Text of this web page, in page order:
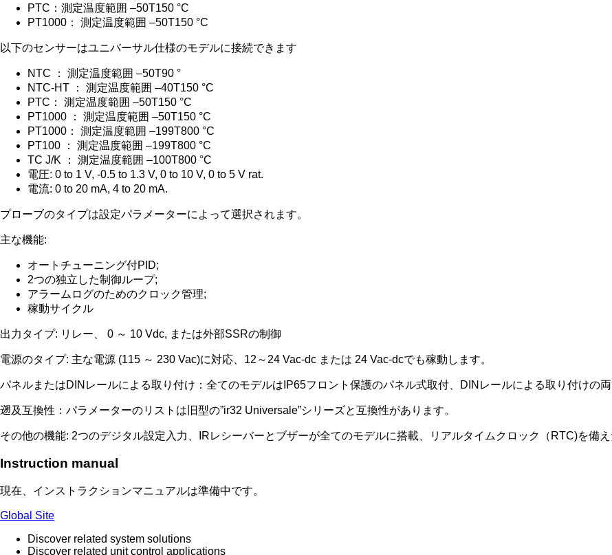
PTC：測定温度範囲 –50T150 °C
PT1000： 測定温度範囲 –50T150 °C
以下のセンサーはユニバーサル仕様のモデルに接続できます
NTC ： 測定温度範囲 –50T90 °
NTC-HT ： 測定温度範囲 –40T150 °C
PTC： 測定温度範囲 –50T150 °C
PT1000 ： 測定温度範囲 –50T150 °C
PT1000： 測定温度範囲 –199T800 °C
PT100 ： 測定温度範囲 –199T800 °C
TC J/K ： 測定温度範囲 –100T800 °C
電圧: 0 to 1 V, -0.5 to 1.3 V, 0 to 10 V, 0 to 5 V rat.
電流: 0 to 20 mA, 4 to 20 mA.
プローブのタイプは設定パラメーターによって選択されます。
主な機能:
オートチューニング付PID;
2つの独立した制御ループ;
アラームログのためのクロック管理;
稼動サイクル
出力タイプ: リレー、 0 ～ 10 Vdc, または外部SSRの制御
電源のタイプ: 主な電源 (115 ～ 230 Vac)に対応、12～24 Vac-dc または 24 Vac-dcでも稼動します。
パネルまたはDINレールによる取り付け：全てのモデルはIP65フロント保護のパネル式取付、DINレールによる取り付けの両
遡及互換性：パラメーターのリストは旧型の”ir32 Universale”シリーズと互換性があります。
その他の機能: 2つのデジタル設定入力、IRレシーバーとブザーが全てのモデルに搭載、リアルタイムクロック（RTC)を備え
Instruction manual
現在、インストラクションマニュアルは準備中です。
Global Site
Discover related system solutions
Discover related unit control applications